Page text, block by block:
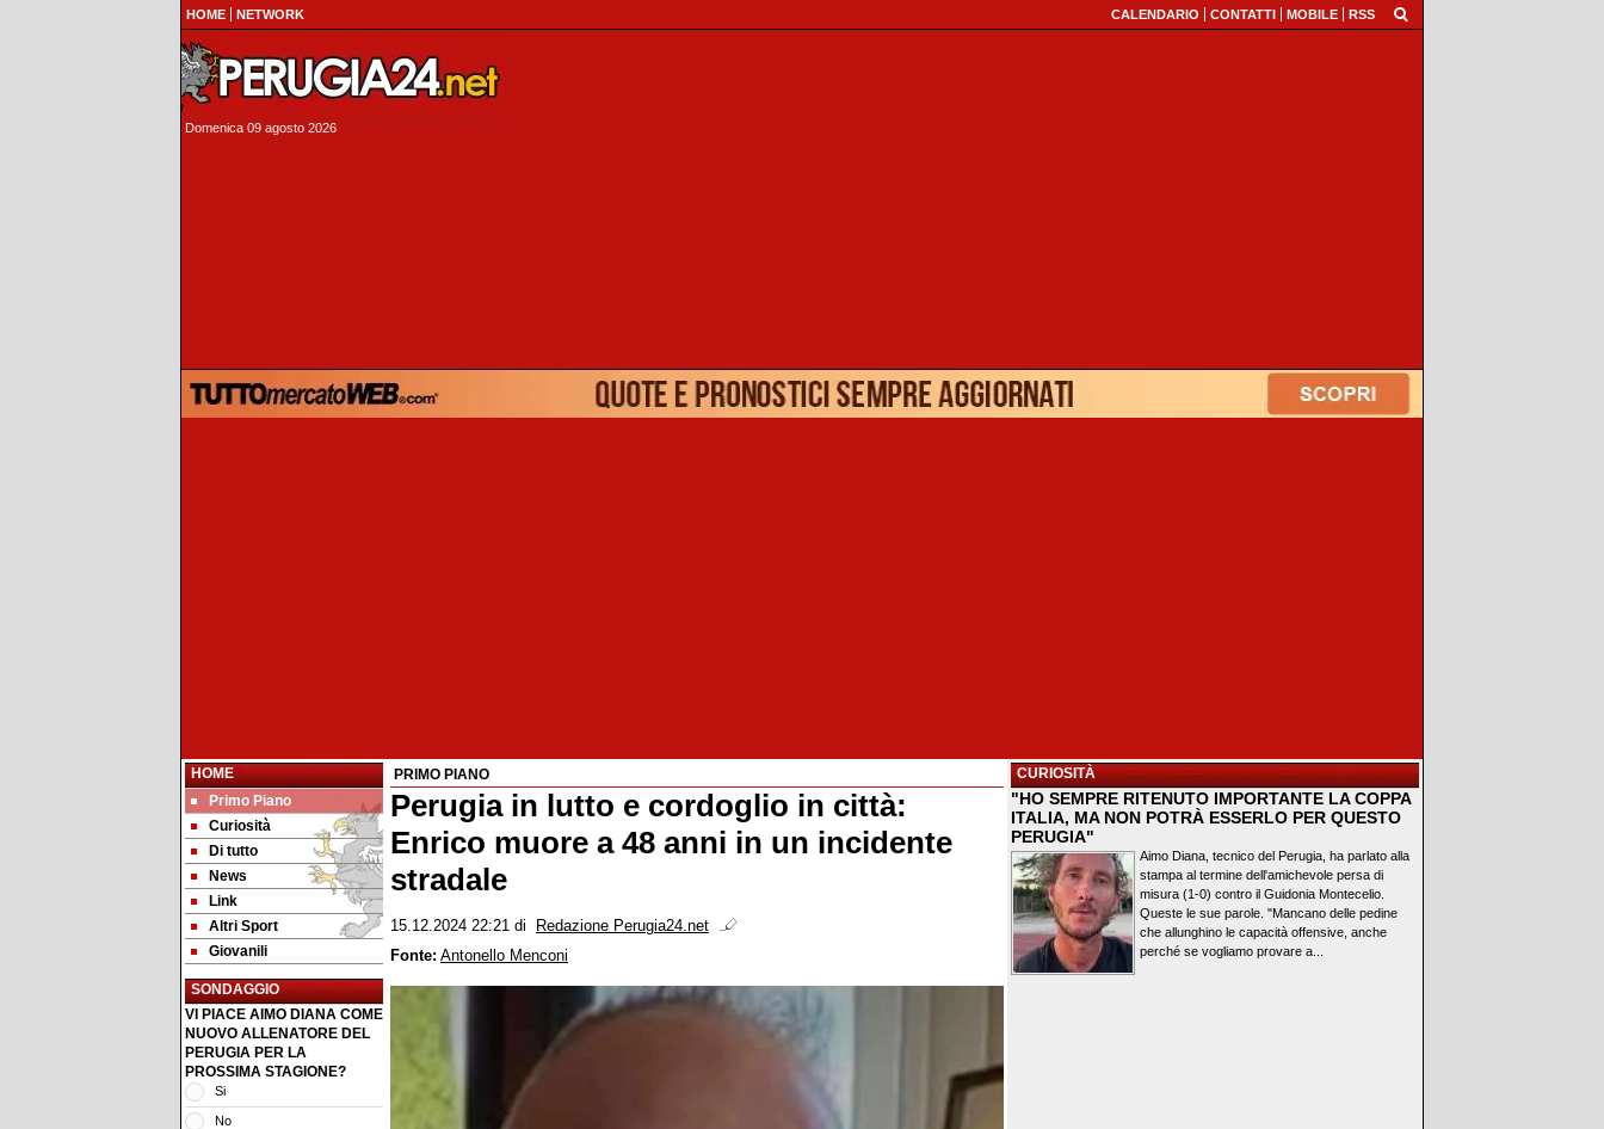
HOME NETWORK CALENDARIO CONTATTI MOBILE RSS
Domenica 09 agosto 2026
HOME
Primo Piano
Curiosità
Di tutto
News
Link
Altri Sport
Giovanili
SONDAGGIO
VI PIACE AIMO DIANA COME
NUOVO ALLENATORE DEL
PERUGIA PER LA
PROSSIMA STAGIONE?
Si
No
PRIMO PIANO
Perugia in lutto e cordoglio in città:
Enrico muore a 48 anni in un incidente
stradale
15.12.2024 22:21 di
Redazione Perugia24.net
Fonte: Antonello Menconi
CURIOSITÀ
"HO SEMPRE RITENUTO IMPORTANTE LA COPPA
ITALIA, MA NON POTRÀ ESSERLO PER QUESTO
PERUGIA"
Aimo Diana, tecnico del Perugia, ha parlato alla
stampa al termine dell'amichevole persa di
misura (1-0) contro il Guidonia Montecelio.
Queste le sue parole. "Mancano delle pedine
che allunghino le capacità offensive, anche
perché se vogliamo provare a...